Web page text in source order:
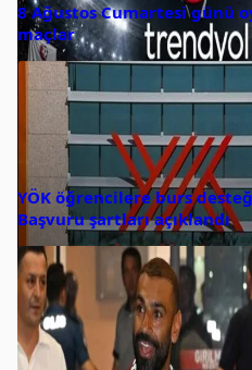
8 Ağustos Cumartesi günü
maçlar
YÖK öğrencilere burs
Başvuru şartları açıklandı